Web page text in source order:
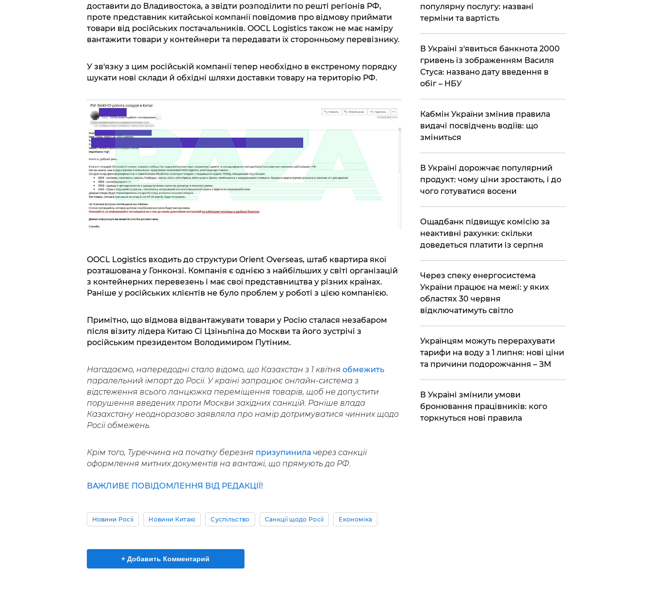
доставити до Владивостока, а звідти розподілити по решті регіонів РФ,
проте представник китайської компанії повідомив про відмову приймати
товари від російських постачальників. OOCL Logistics також не має наміру
вантажити товари у контейнери та передавати їх сторонньому перевізнику.
У зв'язку з цим російській компанії тепер необхідно в екстреному порядку
шукати нові склади й обхідні шляхи доставки товару на територію РФ.
OOCL Logistics входить до структури Orient Overseas, штаб квартира якої
розташована у Гонконзі. Компанія є однією з найбільших у світі організацій
з контейнерних перевезень і має свої представництва у різних країнах.
Раніше у російських клієнтів не було проблем у роботі з цією компанією.
Примітно, що відмова відвантажувати товари у Росію сталася незабаром
після візиту лідера Китаю Сі Цзіньпіна до Москви та його зустрічі з
російським президентом Володимиром Путіним.
Нагадаємо, напередодні стало відомо, що Казахстан з 1 квітня обмежить
паралельний імпорт до Росії. У країні запрацює онлайн-система з
відстеження всього ланцюжка переміщення товарів, щоб не допустити
порушення введених проти Москви західних санкцій. Раніше влада
Казахстану неодноразово заявляла про намір дотримуватися чинних щодо
Росії обмежень.
Крім того, Туреччина на початку березня призупинилачерез санкції
оформлення митних документів на вантажі, що прямують до РФ.
ВАЖЛИВЕ ПОВІДОМЛЕННЯ ВІД РЕДАКЦІЇ!
Новини Росії Новини Китаю Суспільство Санкції щодо Росії Економіка
+ Добавить Комментарий
популярну послугу: названі
терміни та вартість
В Україні з'явиться банкнота 2000
гривень із зображенням Василя
Стуса: названо дату введення в
обіг – НБУ
​Кабмін України змінив правила
видачі посвідчень водіїв: що
зміниться
В Україні дорожчає популярний
продукт: чому ціни зростають, і до
чого готуватися восени
​Ощадбанк підвищує комісію за
неактивні рахунки: скільки
доведеться платити із серпня
Через спеку енергосистема
України працює на межі: у яких
областях 30 червня
відключатимуть світло
Українцям можуть перерахувати
тарифи на воду з 1 липня: нові ціни
та причини подорожчання – ЗМ
В Україні змінили умови
бронювання працівників: кого
торкнуться нові правила